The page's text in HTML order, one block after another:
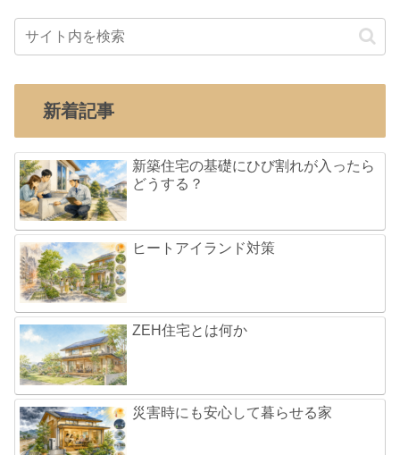
新着記事
新築住宅の基礎にひび割れが入ったら
どうする？
ヒートアイランド対策
ZEH住宅とは何か
災害時にも安心して暮らせる家